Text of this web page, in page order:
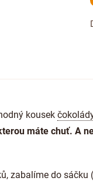
kousek
máte chuť. A
zabalíme do sáčku